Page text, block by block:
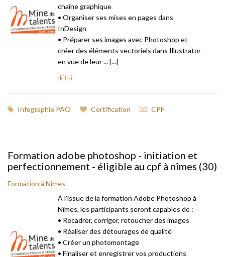
chaîne graphique
• Organiser ses mises en pages dans
InDesign
• Préparer ses images avec Photoshop et
créer des éléments vectoriels dans Illustrator
en vue de leur ... [...]
détail
Infographie PAO Certification CPF
Formation adobe photoshop - initiation et
perfectionnement - éligible au cpf à nîmes (30)
Formation à Nîmes
À l’issue de la formation Adobe Photoshop à
Nîmes, les participants seront capables de :
• Recadrer, corriger, retoucher des images
• Réaliser des détourages de qualité
• Créer un photomontage
• Finaliser et enregistrer vos productions